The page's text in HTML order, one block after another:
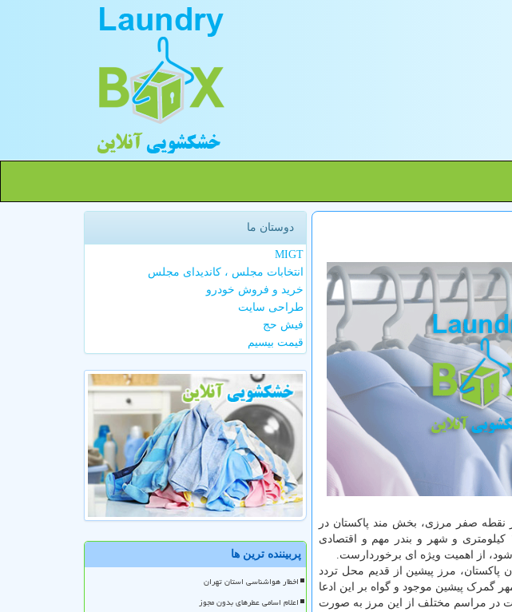
نقطه صفر مرزی، بخش مند پاکستان در
فاصله ۲۰ کیلومتری مرز، بخش تمپ در فاصله ۶۰ کیلومتری، مرکز شهرستان تربت در فاصله ۱۲۰ کیلومتری و شهر و بندر مهم و اقتصادی
پاکستان، مرز پیشین از قدیم محل تردد
ممهور به مهر گمرک پیشین موجود و گواه بر این ادعا
در مراسم مختلف از این مرز به صورت
دوستان ما
MIGT
انتخابات مجلس ، کاندیدای مجلس
خرید و فروش خودرو
طراحی سایت
فیش حج
قیمت بیسیم
پربیننده ترین ها
اخطار هواشناسی استان تهران
اعلام اسامی عطرهای بدون مجوز